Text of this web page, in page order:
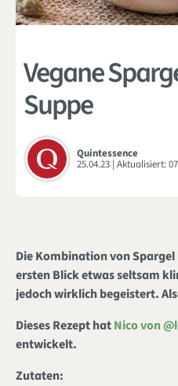
Vegane
Suppe
Quintessence
25.04.23 | Aktualisiert:
Die Kombination von
ersten Blick etwas seltsam
jedoch wirklich begeistert.
Dieses Rezept hatNico von
entwickelt.
Zutaten: